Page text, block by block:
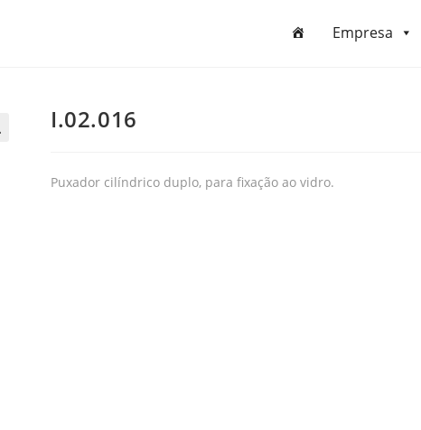
Empresa
I.02.016
Puxador cilíndrico duplo, para fixação ao vidro.